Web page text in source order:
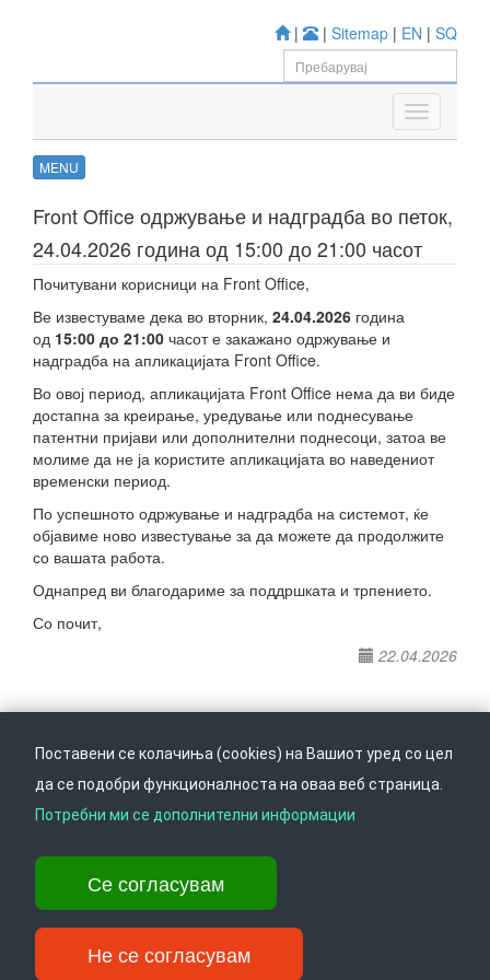
| | Sitemap | EN | SQ
MENU
Front Office одржување и надградба во петок,
24.04.2026 година од 15:00 до 21:00 часот
Почитувани корисници на Front Office,
Ве известуваме дека во вторник, 24.04.2026 година
од 15:00 до 21:00 часот е закажано одржување и
надградба на апликацијата Front Office.
Во овој период, апликацијата Front Office нема да ви биде
достапна за креирање, уредување или поднесување
патентни пријави или дополнителни поднесоци, затоа ве
молиме да не ја користите апликацијата во наведениот
временски период.
По успешното одржување и надградба на системот, ќе
објавиме ново известување за да можете да продолжите
со вашата работа.
Однапред ви благодариме за поддршката и трпението.
Со почит,
22.04.2026
Врати се горе Следете не на
Ул. Даме Груев 14, Катна гаража Беко на 1-виот кат, 1000 Скопје,
Тел: +389 2 3103 601 (641), Факс: +389 2 3137 149 |
info@ippo.gov.mk
Поставени се колачиња (cookies) на Вашиот уред со цел
да се подобри функционалноста на оваа веб страница.
Потребни ми се дополнителни информации
Се согласувам
Не се согласувам